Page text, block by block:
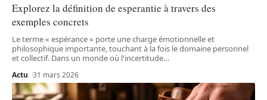
Explorez la définition de esperantie à travers des
exemples concrets
Le terme « espérance » porte une charge émotionnelle et
philosophique importante, touchant à la fois le domaine personnel
et collectif. Dans un monde où l'incertitude…
Actu 31 mars 2026